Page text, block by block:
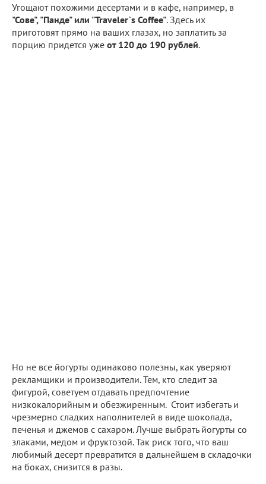
Угощают похожими десертами и в кафе, например, в
"Сове", "Панде" или "Traveler`s Coffee". Здесь их
приготовят прямо на ваших глазах, но заплатить за
порцию придется уже от 120 до 190 рублей.
Но не все йогурты одинаково полезны, как уверяют
рекламщики и производители. Тем, кто следит за
фигурой, советуем отдавать предпочтение
низкокалорийным и обезжиренным. Стоит избегать и
чрезмерно сладких наполнителей в виде шоколада,
печенья и джемов с сахаром. Лучше выбрать йогурты со
злаками, медом и фруктозой. Так риск того, что ваш
любимый десерт превратится в дальнейшем в складочки
на боках, снизится в разы.